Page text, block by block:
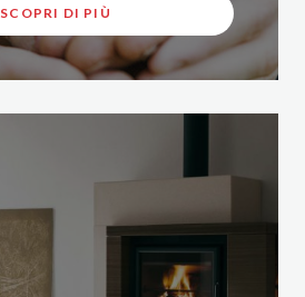
SCOPRI DI PIÙ